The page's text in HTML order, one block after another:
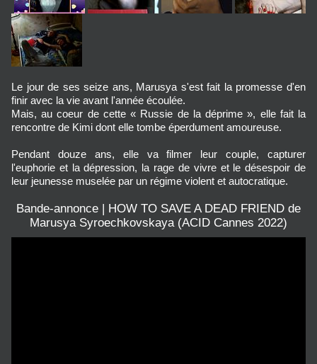
Le jour de ses seize ans, Marusya s'est fait la promesse d'en
finir avec la vie avant l'année écoulée.
Mais, au coeur de cette « Russie de la déprime », elle fait la
rencontre de Kimi dont elle tombe éperdument amoureuse.
Pendant douze ans, elle va filmer leur couple, capturer
l'euphorie et la dépression, la rage de vivre et le désespoir de
leur jeunesse muselée par un régime violent et autocratique.
Bande-annonce | HOW TO SAVE A DEAD FRIEND de
Marusya Syroechkovskaya (ACID Cannes 2022)